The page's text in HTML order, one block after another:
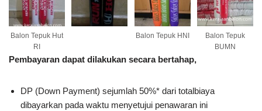
Balon Tepuk Hut
RI
Balon Tepuk HNI
Balon Tepuk
BUMN
Pembayaran dapat dilakukan secara bertahap,
DP (Down Payment) sejumlah 50%* dari totalbiaya
dibayarkan pada waktu menyetujui penawaran ini